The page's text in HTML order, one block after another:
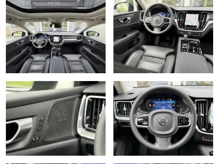
Keyless start
Kruisend verkeer detectie
Lendesteunen (verstelbaar)
Multimedia-voorbereiding
Multimedia scherm klein
Oplaadmogelijkheid
Parkeersensor achter
Parkeersensor voor
Passagiersairbag
RDW-leges
Regensensor
Ruitensproeiers verwarmbaar